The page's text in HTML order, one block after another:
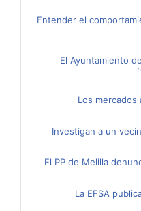
Entender el
El Ayuntamiento
Los mercados
Investigan a un
El PP de Melilla
La EFSA